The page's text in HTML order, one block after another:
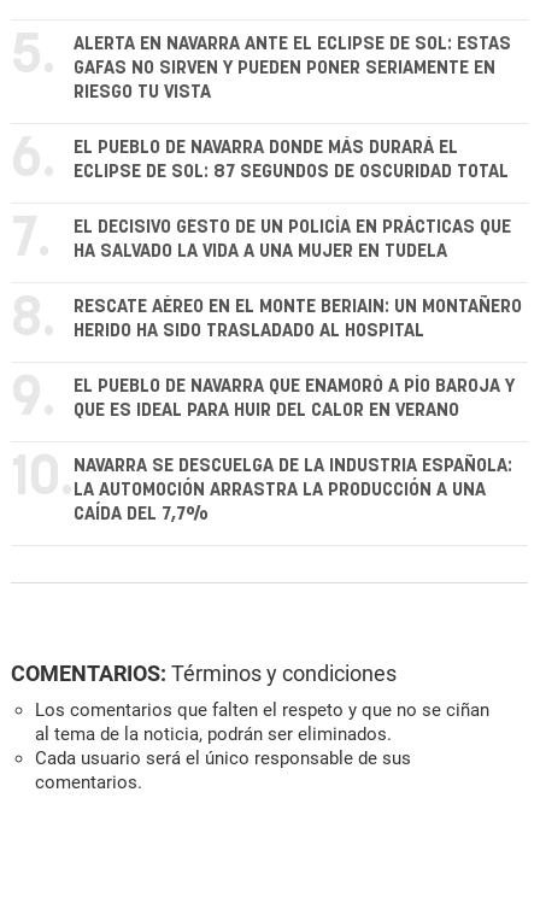
5.
ALERTA EN NAVARRA ANTE EL ECLIPSE DE SOL: ESTAS
GAFAS NO SIRVEN Y PUEDEN PONER SERIAMENTE EN
RIESGO TU VISTA
6.
EL PUEBLO DE NAVARRA DONDE MÁS DURARÁ EL
ECLIPSE DE SOL: 87 SEGUNDOS DE OSCURIDAD TOTAL
7.
EL DECISIVO GESTO DE UN POLICÍA EN PRÁCTICAS QUE
HA SALVADO LA VIDA A UNA MUJER EN TUDELA
8.
RESCATE AÉREO EN EL MONTE BERIAIN: UN MONTAÑERO
HERIDO HA SIDO TRASLADADO AL HOSPITAL
9.
EL PUEBLO DE NAVARRA QUE ENAMORÓ A PÍO BAROJA Y
QUE ES IDEAL PARA HUIR DEL CALOR EN VERANO
10. NAVARRA SE DESCUELGA DE LA INDUSTRIA ESPAÑOLA:
LA AUTOMOCIÓN ARRASTRA LA PRODUCCIÓN A UNA
CAÍDA DEL 7,7%
COMENTARIOS: Términos y condiciones
Los comentarios que falten el respeto y que no se ciñan
al tema de la noticia, podrán ser eliminados.
Cada usuario será el único responsable de sus
comentarios.